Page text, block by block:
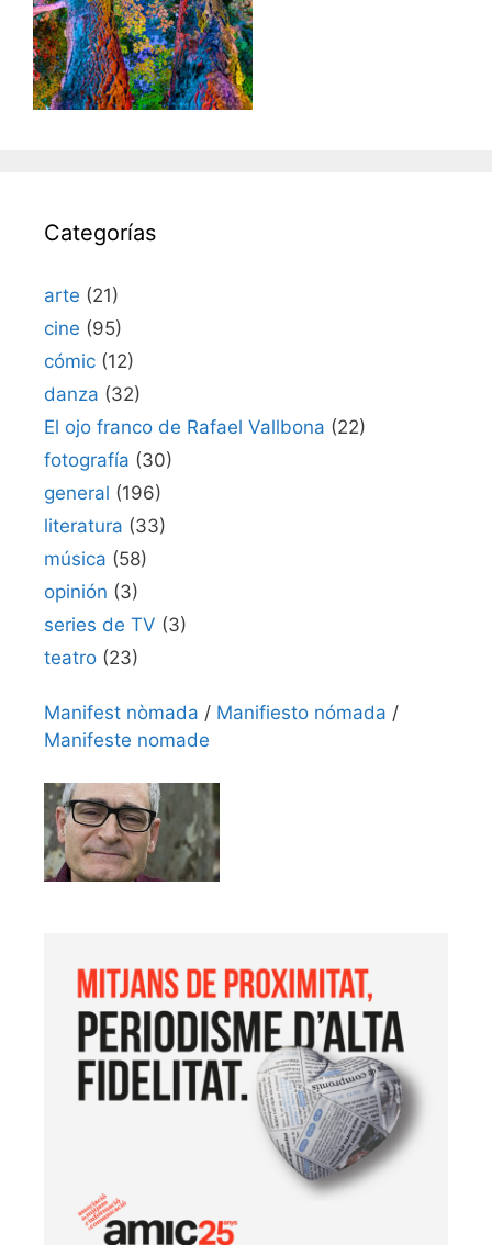
Categorías
arte (21)
cine (95)
cómic (12)
danza (32)
El ojo franco de Rafael Vallbona (22)
fotografía (30)
general (196)
literatura (33)
música (58)
opinión (3)
series de TV (3)
teatro (23)
Manifest nòmada / Manifiesto nómada /
Manifeste nomade